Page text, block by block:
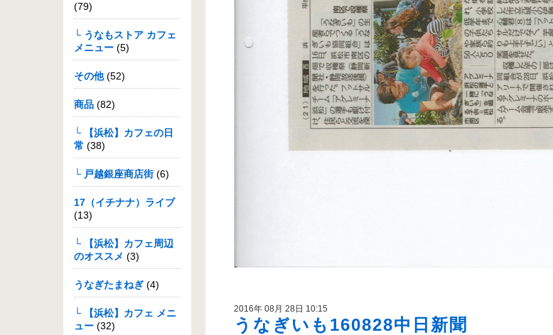
(79)
└ うなもストア カフェ
メニュー (5)
その他(52)
商品 (82)
└ 【浜松】カフェの日
常 (38)
└ 戸越銀座商店街(6)
17（イチナナ）ライブ
(13)
└ 【浜松】カフェ周辺
のオススメ (3)
うなぎたまねぎ (4)
└ 【浜松】カフェ メニ
ュー (32)
2016年 08月 28日 10:15
うなぎいも160828中日新聞